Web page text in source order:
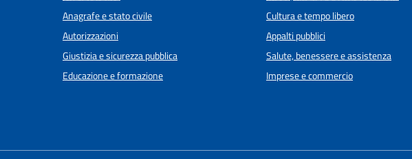
Anagrafe e stato civile
Autorizzazioni
Giustizia e sicurezza pubblica
Educazione e formazione
Cultura e tempo libero
Appalti pubblici
Salute, benessere e assistenza
Imprese e commercio